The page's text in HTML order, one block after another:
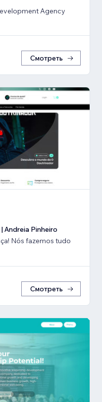
Agency
Смотреть
Andreia Pinheiro
Nós fazemos tudo
Смотреть